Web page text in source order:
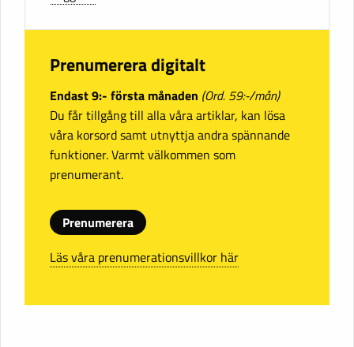
Prenumerera digitalt
Endast 9:- första månaden (Ord. 59:-/mån)
Du får tillgång till alla våra artiklar, kan lösa
våra korsord samt utnyttja andra spännande
funktioner. Varmt välkommen som
prenumerant.
Prenumerera
Läs våra prenumerationsvillkor här